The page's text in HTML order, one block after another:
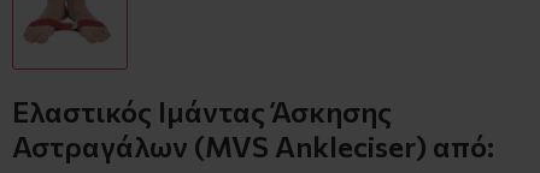
Ελαστικός Ιμάντας Άσκησης
Αστραγάλων (MVS Ankleciser) από: